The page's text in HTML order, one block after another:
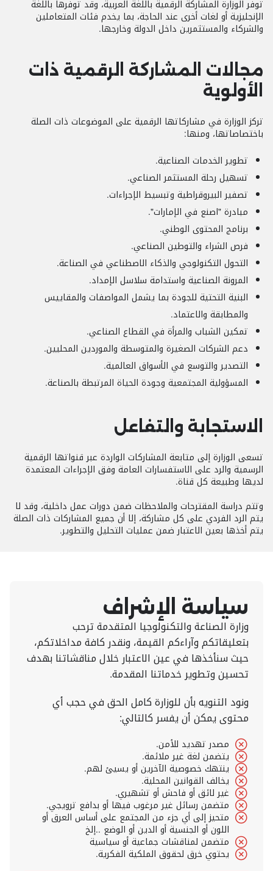
توفر الوزارة المشاركة الرقمية باللغة العربية، وقد توفرها باللغة
الإنجليزية أو لغات أخرى عند الحاجة، بما يخدم فئات المتعاملين
والشركاء والمستثمرين داخل الدولة وخارجها.
مجالات المشاركة الرقمية ذات
الأولوية
تركز الوزارة في مشاركاتها الرقمية على الموضوعات ذات الصلة
باختصاصاتها، ومنها:
تطوير الخدمات الصناعية.
تسهيل رحلة المستثمر الصناعي.
تصفير البيروقراطية وتبسيط الإجراءات.
مبادرة "اصنع في الإمارات".
برنامج المحتوى الوطني.
فرص الشراء والتوطين الصناعي.
التحول التكنولوجي والذكاء الاصطناعي في الصناعة.
المرونة الصناعية واستدامة سلاسل الإمداد.
البنية التحتية للجودة بما يشمل المواصفات والمقاييس
والمطابقة والاعتماد.
تمكين الشباب والمرأة في القطاع الصناعي.
دعم الشركات الصغيرة والمتوسطة والموردين المحليين.
التصدير والتوسع في الأسواق العالمية.
المسؤولية المجتمعية وجودة الحياة المرتبطة بالصناعة.
الاستجابة والتفاعل
تسعى الوزارة إلى متابعة المشاركات الواردة عبر قنواتها الرقمية
الرسمية والرد على الاستفسارات العامة وفق الإجراءات المعتمدة
لديها وطبيعة كل قناة.
وتتم دراسة المقترحات والملاحظات ضمن دورات عمل داخلية، وقد لا
يتم الرد الفردي على كل مشاركة، إلا أن جميع المشاركات ذات الصلة
يتم أخذها بعين الاعتبار ضمن عمليات التحليل والتطوير.
سياسة الإشراف
وزارة الصناعة والتكنولوجيا المتقدمة ترحب
بتعليقاتكم وآراءكم القيمة، ونقدر كافة مداخلاتكم،
حيث سنأخذها في عين الاعتبار خلال مناقشاتنا بهدف
تحسين وتطوير خدماتنا المقدمة.
ونود التنويه بأن للوزارة كامل الحق في حجب أي
محتوى يمكن أن يفسر كالتالي:
مصدر تهديد للأمن.
يتضمن لغة غير ملائمة.
ينتهك خصوصية الآخرين أو يسيئ لهم.
يخالف القوانين المحلية.
غير لائق أو فاحش أو تشهيري.
متضمن رسائل غير مرغوب فيها أو بدافع ترويجي.
متحيز إلى أي جزء من المجتمع على أساس العرق أو
اللون أو الجنسية أو الدين أو الوضع ..إلخ
متضمن لمناقشات جماعية أو سياسية
يحتوي خرق لحقوق الملكية الفكرية.